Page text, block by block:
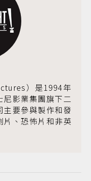
）是1994年
影業集團旗下二
要參與製作和發
、恐怖片和非英